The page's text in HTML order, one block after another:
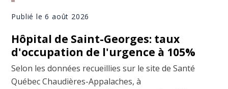
Publié le 6 août 2026
Hôpital de Saint-Georges: taux
d'occupation de l'urgence à 105%
Selon les données recueillies sur le site de Santé
Québec Chaudières-Appalaches, à